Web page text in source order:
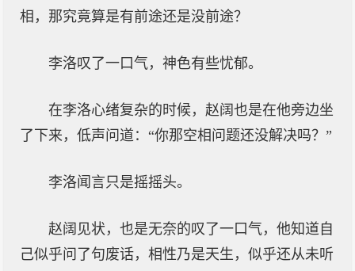
相，那究竟算是有前途还是没前途？
李洛叹了一口气，神色有些忧郁。
在李洛心绪复杂的时候，赵阔也是在他旁边坐
了下来，低声问道：“你那空相问题还没解决吗？”
李洛闻言只是摇摇头。
赵阔见状，也是无奈的叹了一口气，他知道自
己似乎问了句废话，相性乃是天生，似乎还从未听